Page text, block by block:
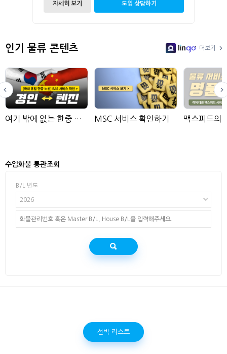
자세히 보기 도입 상담하기
인기 물류 콘텐츠
LinGo
더보기
여기 밖에 없는 한중 노선 확인하기 MSC 서비스 확인하기
수입화물 통관조회
B/L 년도
2026
선박 리스트